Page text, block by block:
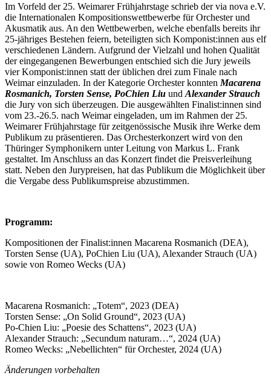
Im Vorfeld der 25. Weimarer Frühjahrstage schrieb der via nova e.V.
die Internationalen Kompositionswettbewerbe für Orchester und
Akusmatik aus. An den Wettbewerben, welche ebenfalls bereits ihr
25-jähriges Bestehen feiern, beteiligten sich Komponist:innen aus elf
verschiedenen Ländern. Aufgrund der Vielzahl und hohen Qualität
der eingegangenen Bewerbungen entschied sich die Jury jeweils
vier Komponist:innen statt der üblichen drei zum Finale nach
Weimar einzuladen. In der Kategorie Orchester konnten Macarena
Rosmanich, Torsten Sense, PoChien Liu und Alexander Strauch
die Jury von sich überzeugen. Die ausgewählten Finalist:innen sind
vom 23.-26.5. nach Weimar eingeladen, um im Rahmen der 25.
Weimarer Frühjahrstage für zeitgenössische Musik ihre Werke dem
Publikum zu präsentieren. Das Orchesterkonzert wird von den
Thüringer Symphonikern unter Leitung von Markus L. Frank
gestaltet. Im Anschluss an das Konzert findet die Preisverleihung
statt. Neben den Jurypreisen, hat das Publikum die Möglichkeit über
die Vergabe dess Publikumspreise abzustimmen.
Programm:
Kompositionen der Finalist:innen Macarena Rosmanich (DEA),
Torsten Sense (UA), PoChien Liu (UA), Alexander Strauch (UA)
sowie von Romeo Wecks (UA)
Macarena Rosmanich: „Totem“, 2023 (DEA)
Torsten Sense: „On Solid Ground“, 2023 (UA)
Po-Chien Liu: „Poesie des Schattens“, 2023 (UA)
Alexander Strauch: „Secundum naturam…“, 2024 (UA)
Romeo Wecks: „Nebellichten“ für Orchester, 2024 (UA)
Änderungen vorbehalten